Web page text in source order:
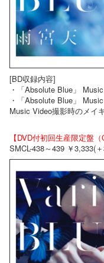
[BD収録内容]
・「Absolute Blue」
・「Absolute Blue」
Music Video撮影時のメイ
【DVD付初回生産限定盤（
SMCL-438～439 ￥3,333(